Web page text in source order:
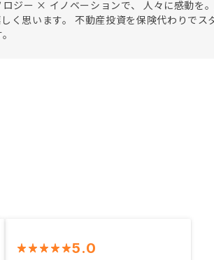
ジー × イノベーションで、 人々に感動を
く思います。 不動産投資を保険代わりでス
5.0